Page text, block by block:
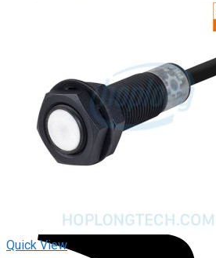
Giỏ hàng
Chưa có sản phẩm trong giỏ hàng.
Quick View